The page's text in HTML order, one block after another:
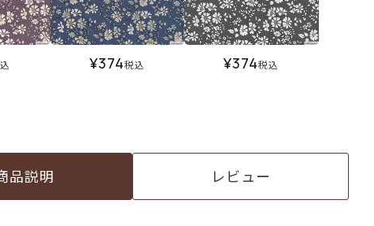
¥374税込 ¥374税込
品説明 レビュー